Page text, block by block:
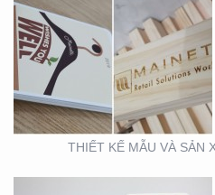
THIẾT KẾ MẪU VÀ SẢN
MẪU THIẾT KẾ LỊCH
TẾT